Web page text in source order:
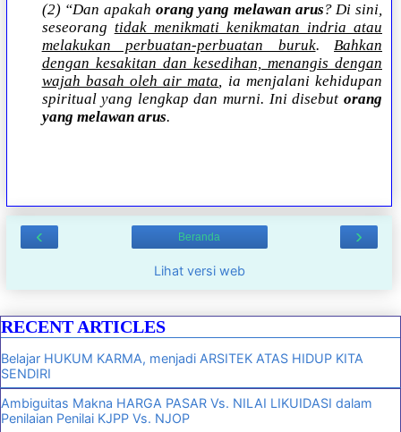
(2) “Dan apakah orang yang melawan arus? Di sini,
seseorang tidak menikmati kenikmatan indria atau
melakukan perbuatan-perbuatan buruk.Bahkan
dengan kesakitan dan kesedihan, menangis dengan
wajah basah oleh air mata, ia menjalani kehidupan
spiritual yang lengkap dan murni. Ini disebut orang
yang melawan arus.
‹ ›
Beranda
Lihat versi web
RECENT ARTICLES
Belajar HUKUM KARMA, menjadi ARSITEK ATAS HIDUP KITA
SENDIRI
Ambiguitas Makna HARGA PASAR Vs. NILAI LIKUIDASI dalam
Penilaian Penilai KJPP Vs. NJOP